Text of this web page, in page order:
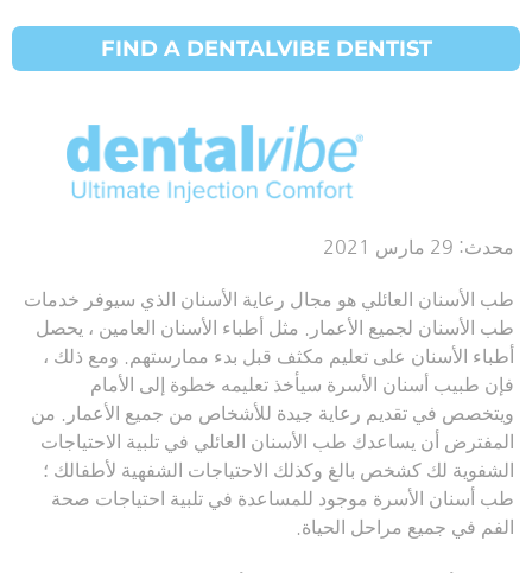
FIND A DENTALVIBE DENTIST
طبيب أسنان
الأسرة
محدث: 29 مارس 2021
طب الأسنان العائلي هو مجال رعاية الأسنان الذي سيوفر خدمات
طب الأسنان لجميع الأعمار. مثل أطباء الأسنان العامين ، يحصل
أطباء الأسنان على تعليم مكثف قبل بدء ممارستهم. ومع ذلك ،
فإن طبيب أسنان الأسرة سيأخذ تعليمه خطوة إلى الأمام
ويتخصص في تقديم رعاية جيدة للأشخاص من جميع الأعمار. من
المفترض أن يساعدك طب الأسنان العائلي في تلبية الاحتياجات
الشفوية لك كشخص بالغ وكذلك الاحتياجات الشفهية لأطفالك ؛
طب أسنان الأسرة موجود للمساعدة في تلبية احتياجات صحة
الفم في جميع مراحل الحياة.